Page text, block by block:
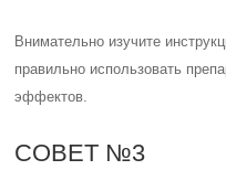
Внимательно изучите
правильно использовать
эффектов.
СОВЕТ №3